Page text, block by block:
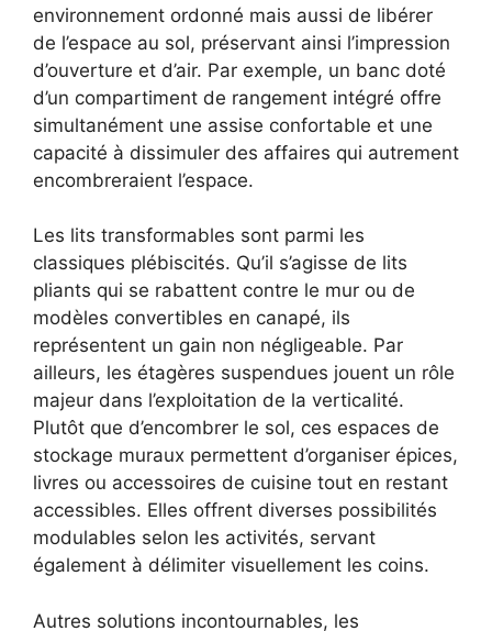
environnement ordonné mais aussi de libérer
de l’espace au sol, préservant ainsi l’impression
d’ouverture et d’air. Par exemple, un banc doté
d’un compartiment de rangement intégré offre
simultanément une assise confortable et une
capacité à dissimuler des affaires qui autrement
encombreraient l’espace.
Les lits transformables sont parmi les
classiques plébiscités. Qu’il s’agisse de lits
pliants qui se rabattent contre le mur ou de
modèles convertibles en canapé, ils
représentent un gain non négligeable. Par
ailleurs, les étagères suspendues jouent un rôle
majeur dans l’exploitation de la verticalité.
Plutôt que d’encombrer le sol, ces espaces de
stockage muraux permettent d’organiser épices,
livres ou accessoires de cuisine tout en restant
accessibles. Elles offrent diverses possibilités
modulables selon les activités, servant
également à délimiter visuellement les coins.
Autres solutions incontournables, les